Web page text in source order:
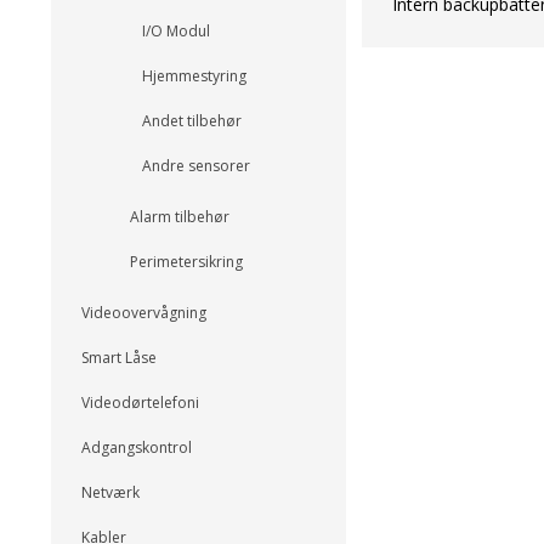
I/O Modul
Hjemmestyring
Andet tilbehør
Andre sensorer
Alarm tilbehør
Perimetersikring
Videoovervågning
Smart Låse
Videodørtelefoni
Adgangskontrol
Netværk
Kabler